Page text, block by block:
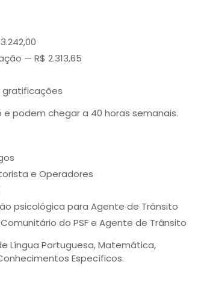
— R$ 2.313,65
gratificações
podem chegar a 40 horas semanais.
e Operadores
psicológica para Agente de Trânsito
do PSF e Agente de Trânsito
Língua Portuguesa, Matemática,
Específicos.